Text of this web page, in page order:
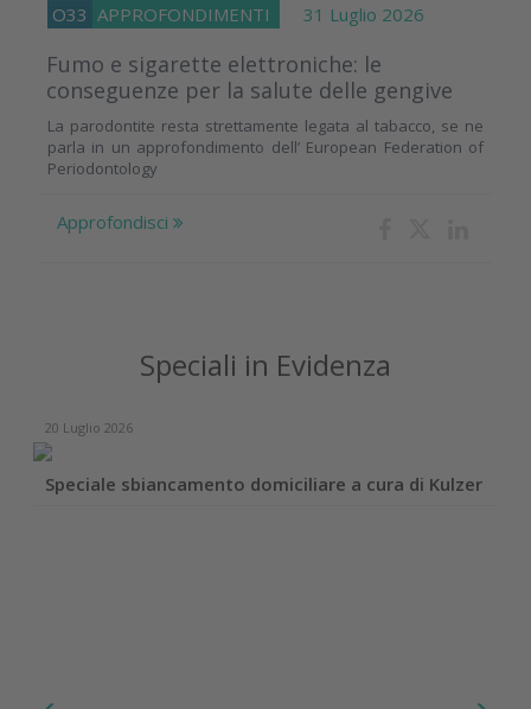
O33 APPROFONDIMENTI 31 Luglio 2026
Fumo e sigarette elettroniche: le
conseguenze per la salute delle gengive
La parodontite resta strettamente legata al tabacco, se ne
parla in un approfondimento dell’ European Federation of
Periodontology
Approfondisci
Speciali in Evidenza
20 Luglio 2026
Speciale sbiancamento domiciliare a cura di Kulzer